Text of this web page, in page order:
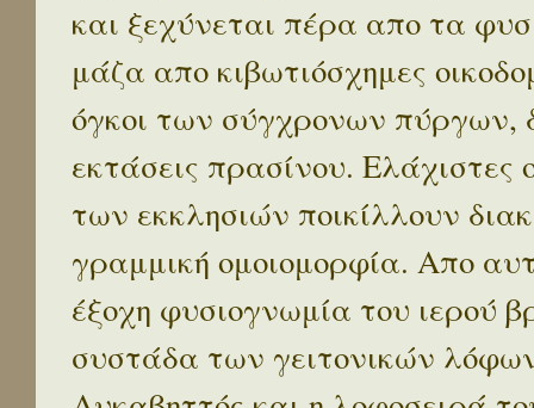
και ξεχύνεται πέρα απο τα
μάζα απο κιβωτιόσχημες
όγκοι των σύγχρονων πύργων,
εκτάσεις πρασίνου.
των εκκλησιών ποικίλλουν
γραμμική ομοιομορφία. Απο
έξοχη φυσιογνωμία του ιερού
συστάδα των γειτονικών